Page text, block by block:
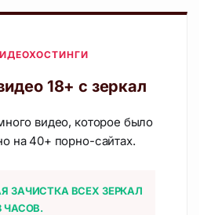
18+ с зеркал
видео, которое было
на 40+ порно-сайтах.
ЗАЧИСТКА ВСЕХ ЗЕРКАЛ
ЧАСОВ.